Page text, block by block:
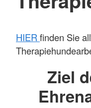
HIERfinden Sie
Ziel